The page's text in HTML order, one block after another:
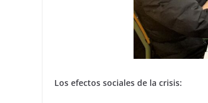
Los efectos sociales de la crisis: